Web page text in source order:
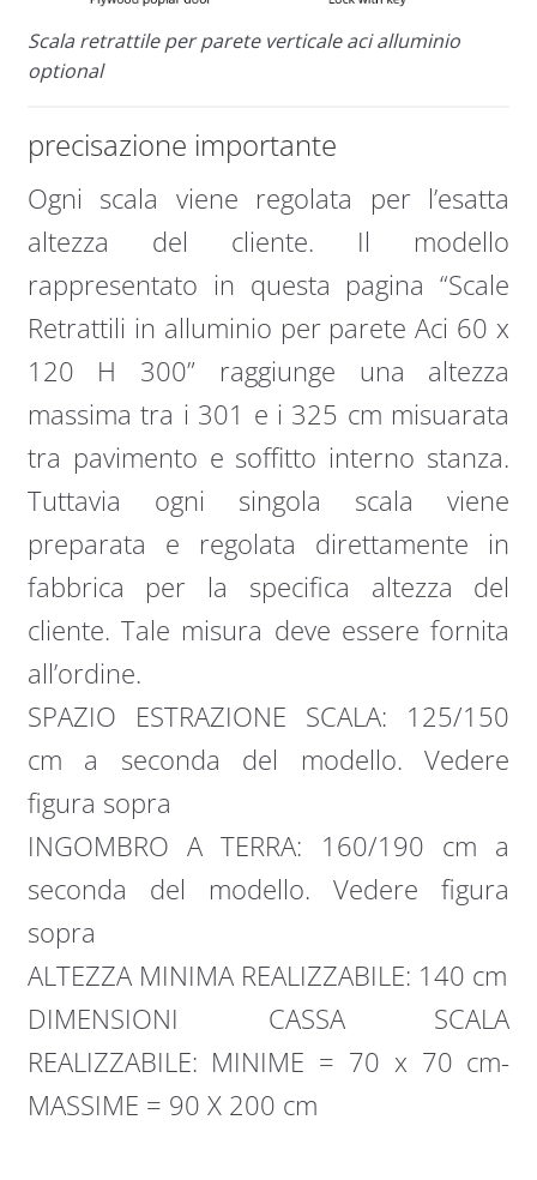
Scala retrattile per parete verticale aci alluminio
optional
precisazione importante
Ogni scala viene regolata per l’esatta
altezza del cliente. Il modello
rappresentato in questa pagina “Scale
Retrattili in alluminio per parete Aci 60 x
120 H 300” raggiunge una altezza
massima tra i 301 e i 325 cm misuarata
tra pavimento e soffitto interno stanza.
Tuttavia ogni singola scala viene
preparata e regolata direttamente in
fabbrica per la specifica altezza del
cliente. Tale misura deve essere fornita
all’ordine.
SPAZIO ESTRAZIONE SCALA: 125/150
cm a seconda del modello. Vedere
figura sopra
INGOMBRO A TERRA: 160/190 cm a
seconda del modello. Vedere figura
sopra
ALTEZZA MINIMA REALIZZABILE: 140 cm
DIMENSIONI CASSA SCALA
REALIZZABILE: MINIME = 70 x 70 cm-
MASSIME = 90 X 200 cm